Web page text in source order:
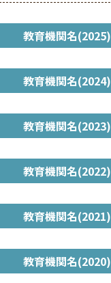
教育機関名(2025)
教育機関名(2024)
教育機関名(2023)
教育機関名(2022)
教育機関名(2021)
教育機関名(2020)